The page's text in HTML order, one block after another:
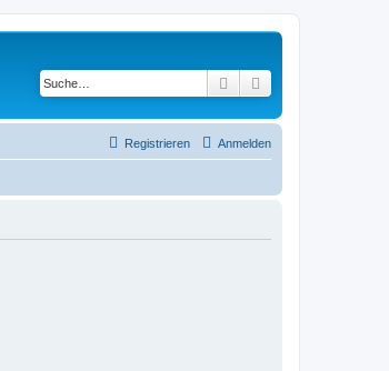
Suche
Anmelden
Registrieren